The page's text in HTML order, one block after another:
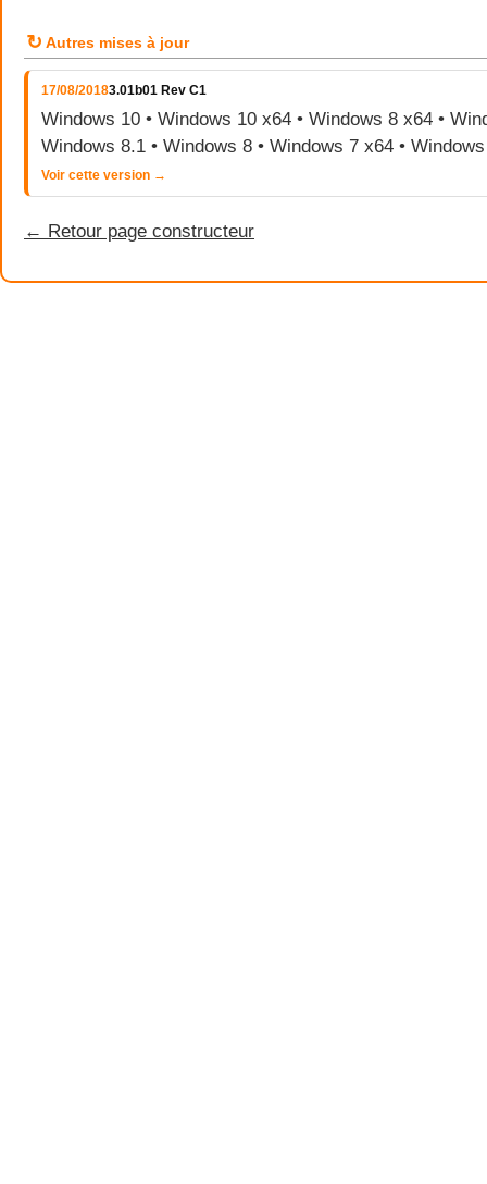
↻ Autres mises à jour
17/08/20183.01b01 Rev C1
Windows 10 • Windows 10 x64 • Windows 8 x64 •
Windows 8.1 • Windows 8 • Windows 7 x64 •
Voir cette version →
← Retour page constructeur